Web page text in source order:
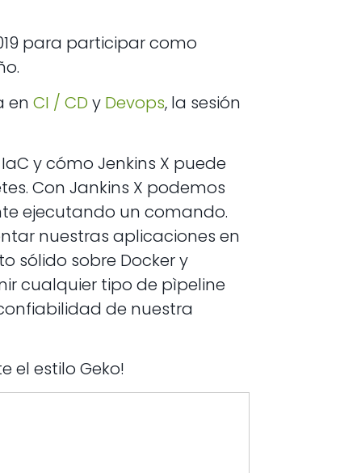
para participar como
en CI / CD y Devops, la sesión
y cómo Jenkins X puede
Con Jankins X podemos
ejecutando un comando.
nuestras aplicaciones en
sólido sobre Docker y
cualquier tipo de pìpeline
de nuestra
el estilo Geko!